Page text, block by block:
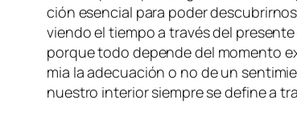
ción esen­cial pa­ra po­der
vien­do el tiem­po a tra­vés del
por­que to­do de­pen­de del mo­men­to
mia la ade­cua­ción o no de un
nues­tro in­te­rior siem­pre se de­fi­ne a